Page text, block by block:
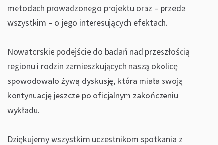
metodach prowadzonego projektu oraz – przede
wszystkim – o jego interesujących efektach.
Nowatorskie podejście do badań nad przeszłością
regionu i rodzin zamieszkujących naszą okolicę
spowodowało żywą dyskusję, która miała swoją
kontynuację jeszcze po oficjalnym zakończeniu
wykładu.
Dziękujemy wszystkim uczestnikom spotkania z